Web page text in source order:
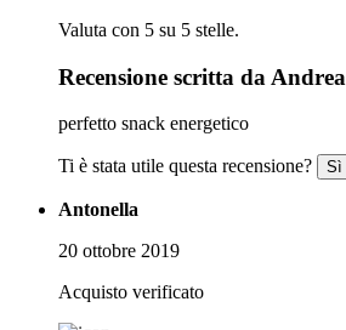
Valuta con 5 su 5 stelle.
Recensione scritta da Andrea
perfetto snack energetico
Ti è stata utile questa recensione? Sì
Antonella
20 ottobre 2019
Acquisto verificato